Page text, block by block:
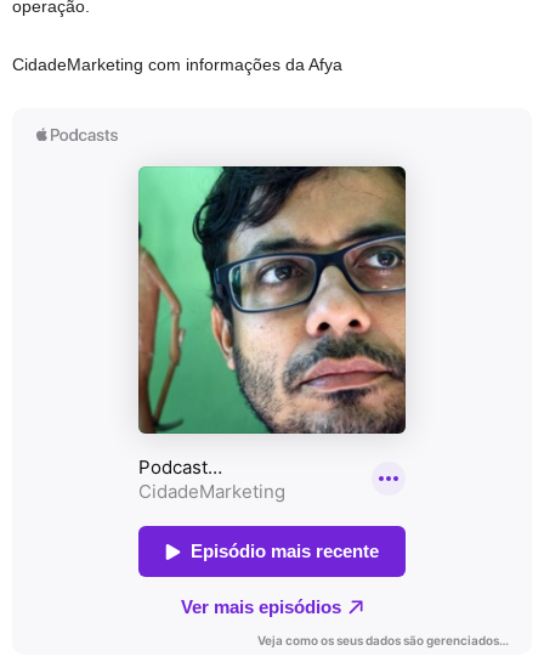
operação.
CidadeMarketing com informações da Afya